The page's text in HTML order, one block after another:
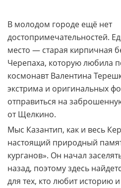
В молодом городе ещё нет
достопримечательностей.
место — старая кирпичная
Черепаха, которую любила
космонавт Валентина
экстрима и оригинальных
отправиться на
от Щелкино.
Мыс Казантип, как и весь
настоящий природный
курганов». Он начал
назад, поэтому здесь
для тех, кто любит историю